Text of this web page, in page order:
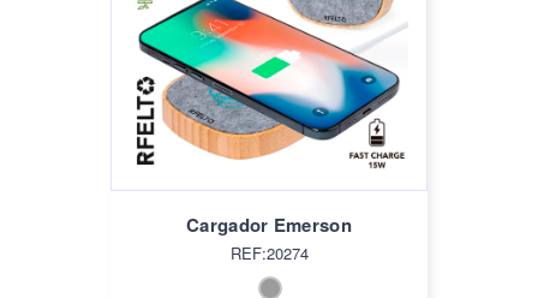
Cargador Emerson
REF:20274